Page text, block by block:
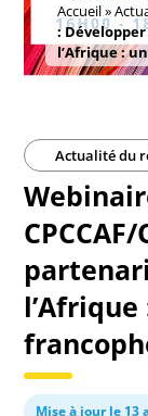
Accueil»
:
l’Afrique :
Actualité du
Mise à jour le 13